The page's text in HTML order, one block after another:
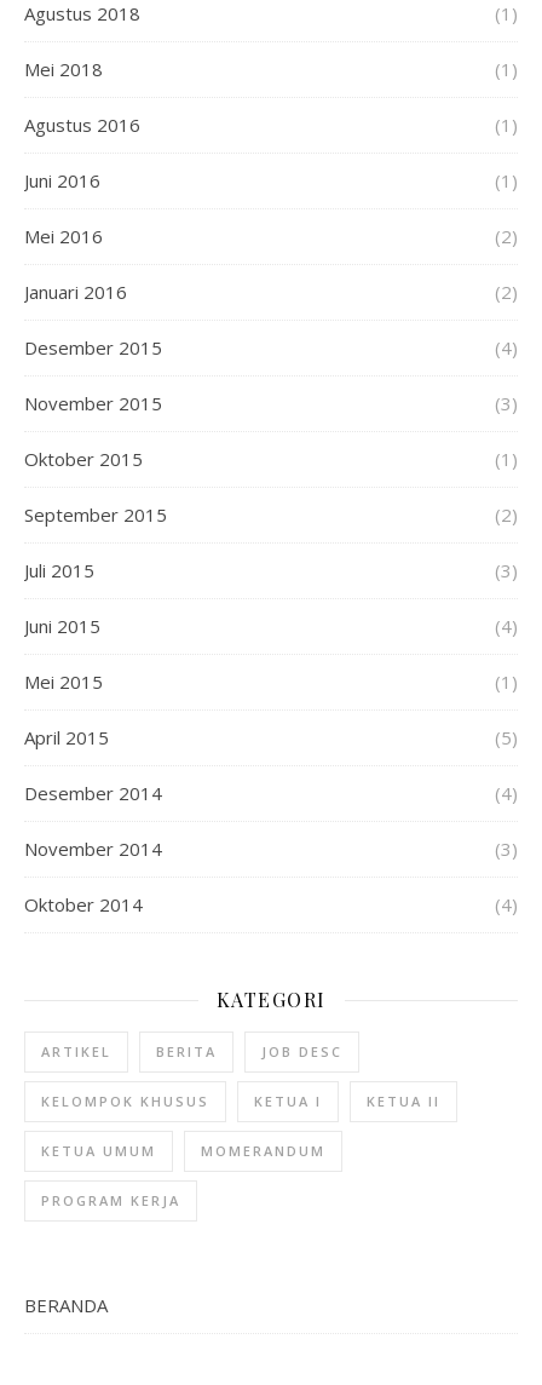
Agustus 2018 (1)
Mei 2018 (1)
Agustus 2016 (1)
Juni 2016 (1)
Mei 2016 (2)
Januari 2016 (2)
Desember 2015 (4)
November 2015 (3)
Oktober 2015 (1)
September 2015 (2)
Juli 2015 (3)
Juni 2015 (4)
Mei 2015 (1)
April 2015 (5)
Desember 2014 (4)
November 2014 (3)
Oktober 2014 (4)
KATEGORI
ARTIKEL BERITA JOB DESC
KELOMPOK KHUSUS KETUA I KETUA II
KETUA UMUM MOMERANDUM
PROGRAM KERJA
BERANDA